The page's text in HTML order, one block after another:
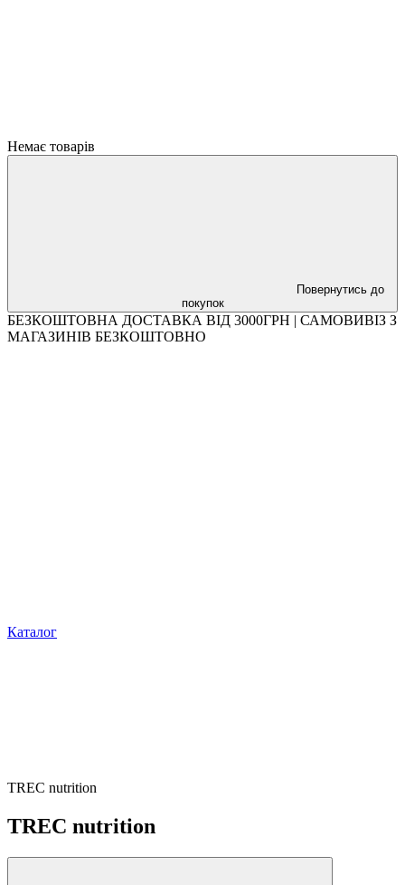
Немає товарів
Повернутись до
покупок
БЕЗКОШТОВНА ДОСТАВКА ВІД 3000ГРН | САМОВИВІЗ З
МАГАЗИНІВ БЕЗКОШТОВНО
Каталог
TREC nutrition
TREC nutrition